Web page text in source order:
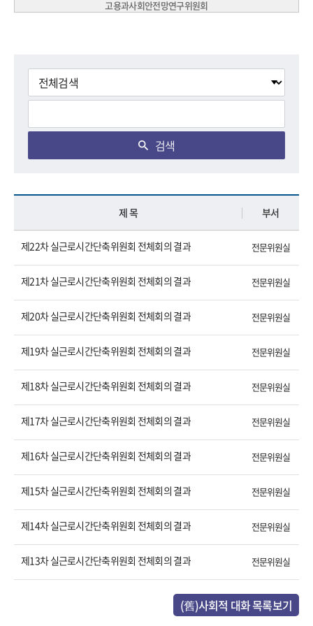
고용과사회안전망연구위원회
검색
제 목 부서
제22차 실근로시간단축위원회 전체회의 결과 전문위원실
제21차 실근로시간단축위원회 전체회의 결과 전문위원실
제20차 실근로시간단축위원회 전체회의 결과 전문위원실
제19차 실근로시간단축위원회 전체회의 결과 전문위원실
제18차 실근로시간단축위원회 전체회의 결과 전문위원실
제17차 실근로시간단축위원회 전체회의 결과 전문위원실
제16차 실근로시간단축위원회 전체회의 결과 전문위원실
제15차 실근로시간단축위원회 전체회의 결과 전문위원실
제14차 실근로시간단축위원회 전체회의 결과 전문위원실
제13차 실근로시간단축위원회 전체회의 결과 전문위원실
(舊)사회적 대화 목록보기